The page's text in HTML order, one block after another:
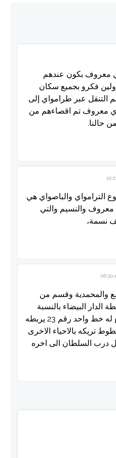
معروف بكون عندهم
فكرو بجميع سكان
التنقل عبر طرامواي إلى
معروف تم اقصاءهم من
حالنا.
الترامواي والباصواي هي
معروف والنسيم والتي
والمحمدية وقسم من
الدار البيضاء بالنسبة
كزار ترنسبور عين السبع له خط واحد رقم 23 يربطه
تريكه بالاحياء الاخرى
درب السلطان الى اخره